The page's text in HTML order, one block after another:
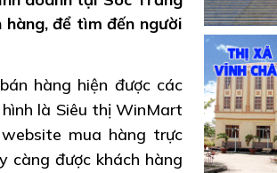
hàng, để tìm đến người
hàng hiện được các
là Siêu thị WinMart
mua hàng trực
càng được khách hàng